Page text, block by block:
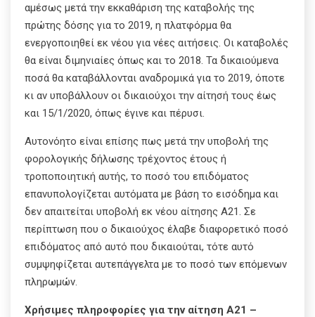
αμέσως μετά την εκκαθάριση της καταβολής της
πρώτης δόσης για το 2019, η πλατφόρμα θα
ενεργοποιηθεί εκ νέου για νέες αιτήσεις. Οι καταβολές
θα είναι διμηνιαίες όπως και το 2018. Τα δικαιούμενα
ποσά θα καταβάλλονται αναδρομικά για το 2019, όποτε
κι αν υποβάλλουν οι δικαιούχοι την αίτησή τους έως
και 15/1/2020, όπως έγινε και πέρυσι.
Αυτονόητο είναι επίσης πως μετά την υποβολή της
φορολογικής δήλωσης τρέχοντος έτους ή
τροποποιητική αυτής, το ποσό του επιδόματος
επανυπολογίζεται αυτόματα με βάση το εισόδημα και
δεν απαιτείται υποβολή εκ νέου αίτησης Α21. Σε
περίπτωση που ο δικαιούχος έλαβε διαφορετικό ποσό
επιδόματος από αυτό που δικαιούται, τότε αυτό
συμψηφίζεται αυτεπάγγελτα με το ποσό των επόμενων
πληρωμών.
Χρήσιμες πληροφορίες για την αίτηση Α21 –